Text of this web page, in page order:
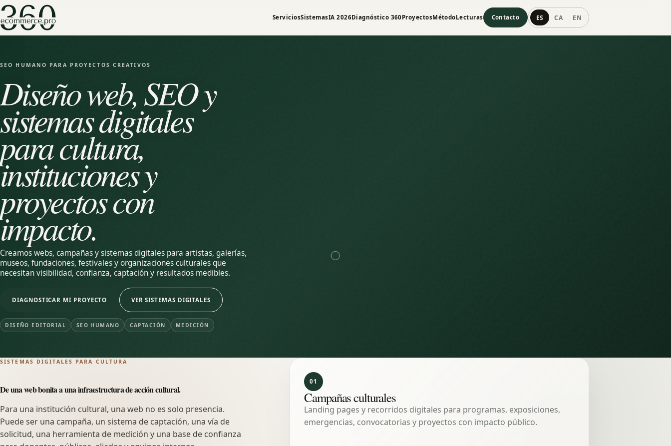
ServiciosSistemasIA 2026Diagnóstico 360ProyectosMétodoLecturas Contacto ES CA EN
SEO HUMANO PARA PROYECTOS CREATIVOS
Diseño web, SEO y
sistemas digitales
para cultura,
instituciones y
proyectos con
impacto.
Creamos webs, campañas y sistemas digitales para artistas, galerías,
museos, fundaciones, festivales y organizaciones culturales que
necesitan visibilidad, confianza, captación y resultados medibles.
DIAGNOSTICAR MI PROYECTO VER SISTEMAS DIGITALES
DISEÑO EDITORIAL SEO HUMANO CAPTACIÓN MEDICIÓN
SISTEMAS DIGITALES PARA CULTURA
De una web bonita a una infraestructura de acción cultural.
Para una institución cultural, una web no es solo presencia.
Puede ser una campaña, un sistema de captación, una vía de
solicitud, una herramienta de medición y una base de confianza
01
Campañas culturales
Landing pages y recorridos digitales para programas, exposiciones,
emergencias, convocatorias y proyectos con impacto público.